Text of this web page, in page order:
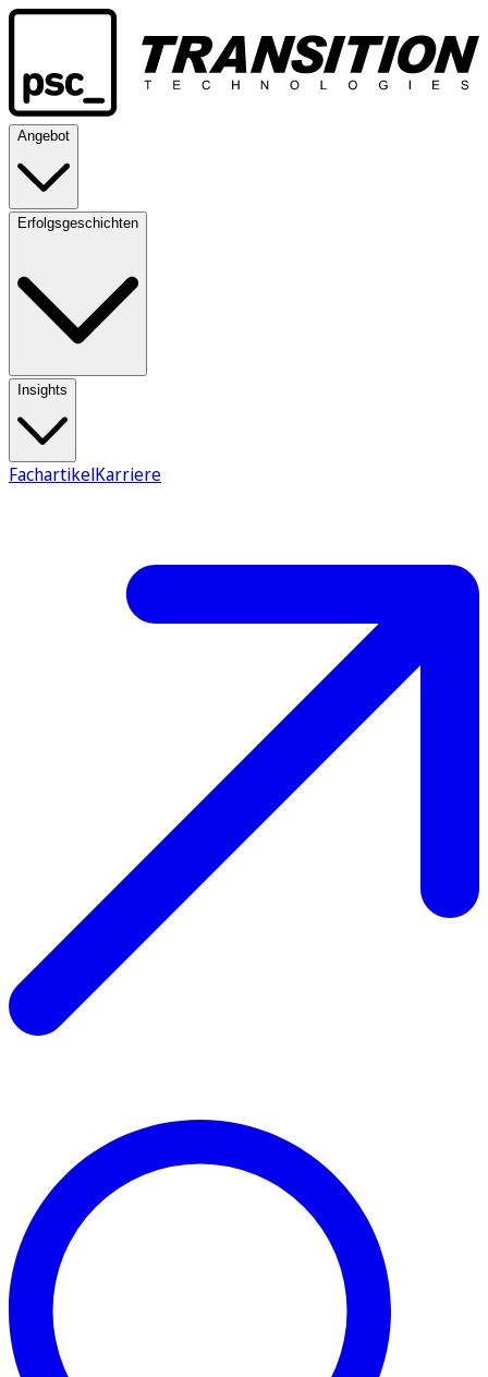
Angebot
Erfolgsgeschichten
Insights
FachartikelKarriere